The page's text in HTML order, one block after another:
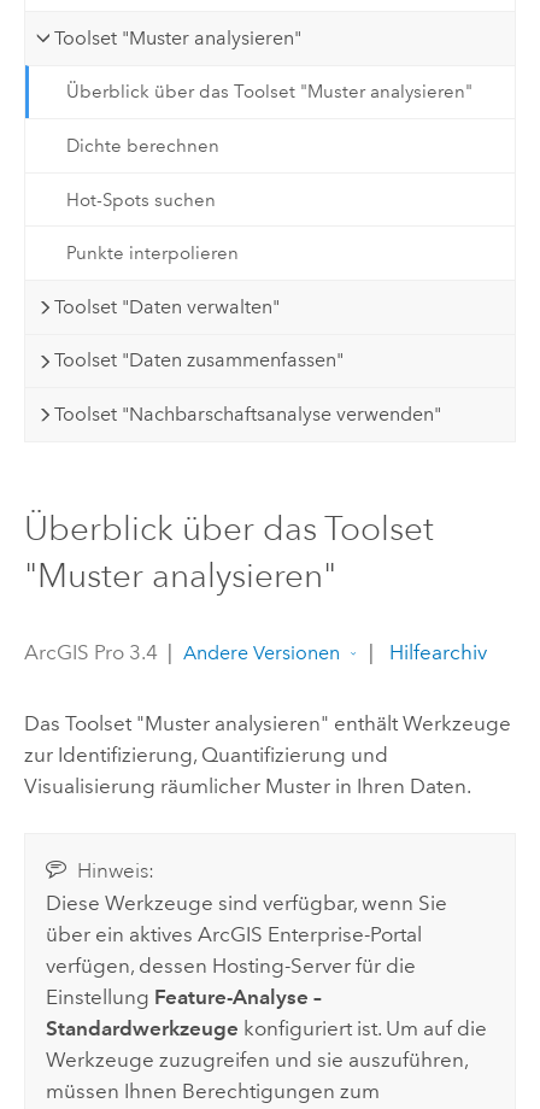
Toolset "Muster analysieren"
Überblick über das Toolset "Muster analysieren"
Dichte berechnen
Hot-Spots suchen
Punkte interpolieren
Toolset "Daten verwalten"
Toolset "Daten zusammenfassen"
Toolset "Nachbarschaftsanalyse verwenden"
Überblick über das Toolset
"Muster analysieren"
ArcGIS Pro 3.4 | Andere Versionen | Hilfearchiv
Das Toolset "Muster analysieren" enthält Werkzeuge
zur Identifizierung, Quantifizierung und
Visualisierung räumlicher Muster in Ihren Daten.
Hinweis:
Diese Werkzeuge sind verfügbar, wenn Sie
über ein aktivesArcGIS Enterprise-Portal
verfügen, dessen Hosting-Server für die
Einstellung Feature-Analyse –
Standardwerkzeuge konfiguriert ist. Um auf die
Werkzeuge zuzugreifen und sie auszuführen,
müssen Ihnen Berechtigungen zum